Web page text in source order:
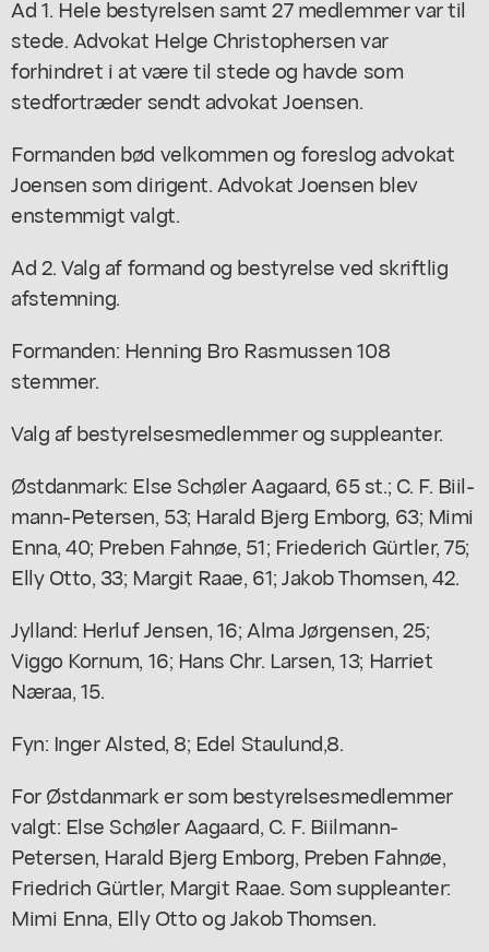
Ad 1. Hele bestyrelsen samt 27 medlemmer var til
stede. Advokat Helge Christophersen var
forhindret i at være til stede og havde som
stedfortræder sendt advokat Joensen.
Formanden bød velkommen og foreslog advokat
Joensen som dirigent. Advokat Joensen blev
enstemmigt valgt.
Ad 2. Valg af formand og bestyrelse ved skriftlig
afstemning.
Formanden: Henning Bro Rasmussen 108
stemmer.
Valg af bestyrelsesmedlemmer og suppleanter.
Østdanmark: Else Schøler Aagaard, 65 st.; C. F. Biil-
mann-Petersen, 53; Harald Bjerg Emborg, 63; Mimi
Enna, 40; Preben Fahnøe, 51; Friederich Gürtler, 75;
Elly Otto, 33; Margit Raae, 61; Jakob Thomsen, 42.
Jylland: Herluf Jensen, 16; Alma Jørgensen, 25;
Viggo Kornum, 16; Hans Chr. Larsen, 13; Harriet
Næraa, 15.
Fyn: Inger Alsted, 8; Edel Staulund,8.
For Østdanmark er som bestyrelsesmedlemmer
valgt: Else Schøler Aagaard, C. F. Biilmann-
Petersen, Harald Bjerg Emborg, Preben Fahnøe,
Friedrich Gürtler, Margit Raae. Som suppleanter:
Mimi Enna, Elly Otto og Jakob Thomsen.